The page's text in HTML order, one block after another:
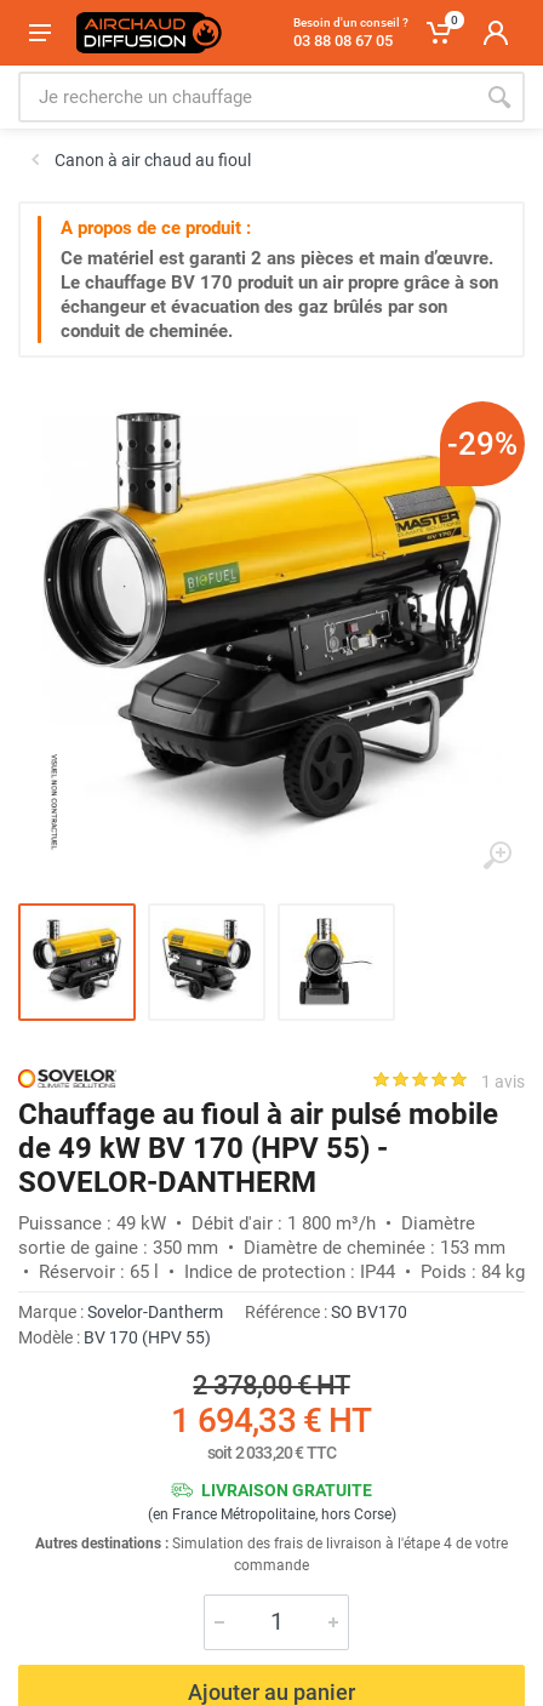
Besoin d'un conseil ?
03 88 08 67 05
0
Canon à air chaud au fioul
A propos de ce produit :
Ce matériel est garanti 2 ans pièces et main d’œuvre.
Le chauffage BV 170 produit un air propre grâce à son
échangeur et évacuation des gaz brûlés par son
conduit de cheminée.
-29%
1 avis
Chauffage au fioul à air pulsé mobile
de 49 kW BV 170 (HPV 55) -
SOVELOR-DANTHERM
Puissance : 49 kW • Débit d'air : 1 800 m³/h • Diamètre
sortie de gaine : 350 mm • Diamètre de cheminée : 153 mm
• Réservoir : 65 l • Indice de protection : IP44 • Poids : 84 kg
Marque :Sovelor-Dantherm Référence :SO BV170
Modèle : BV 170 (HPV 55)
2 378,00 €HT
1 694,33 € HT
soit2 033,20 €TTC
LIVRAISON GRATUITE
(en France Métropolitaine, hors Corse)
Autres destinations : Simulation des frais de livraison à l'étape 4 de votre
commande
Ajouter au panier